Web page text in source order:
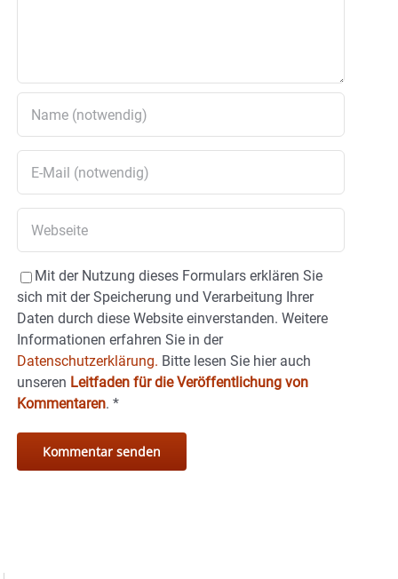
Mit der Nutzung dieses Formulars erklären Sie
sich mit der Speicherung und Verarbeitung Ihrer
Daten durch diese Website einverstanden. Weitere
Informationen erfahren Sie in der
Datenschutzerklärung. Bitte lesen Sie hier auch
unseren Leitfaden für die Veröffentlichung von
Kommentaren. *